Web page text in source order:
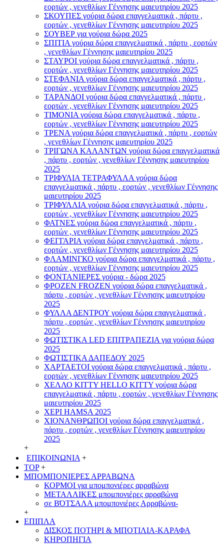
εορτών , γενεθλίων Γέννησης μαιευτηρίου 2025
ΣΚΟΥΠΕΣ γούρια δώρα επαγγελματικά , πάρτυ ,
εορτών , γενεθλίων Γέννησης μαιευτηρίου 2025
ΣΟΥΒΕΡ για γούρια δώρα 2025
ΣΠΙΤΙΑ γούρια δώρα επαγγελματικά , πάρτυ , εορτών
, γενεθλίων Γέννησης μαιευτηρίου 2025
ΣΤΑΥΡΟI γούρια δώρα επαγγελματικά , πάρτυ ,
εορτών , γενεθλίων Γέννησης μαιευτηρίου 2025
ΣΤΕΦΑΝΙΑ γούρια δώρα επαγγελματικά , πάρτυ ,
εορτών , γενεθλίων Γέννησης μαιευτηρίου 2025
ΤΑΡΑΝΔΟΙ γούρια δώρα επαγγελματικά , πάρτυ ,
εορτών , γενεθλίων Γέννησης μαιευτηρίου 2025
ΤΙΜΟΝΙA γούρια δώρα επαγγελματικά , πάρτυ ,
εορτών , γενεθλίων Γέννησης μαιευτηρίου 2025
ΤΡΕΝΑ γούρια δώρα επαγγελματικά , πάρτυ , εορτών
, γενεθλίων Γέννησης μαιευτηρίου 2025
ΤΡΙΓΩΝΑ ΚΑΛΑΝΤΩΝ γούρια δώρα επαγγελματικά
, πάρτυ , εορτών , γενεθλίων Γέννησης μαιευτηρίου
2025
ΤΡΙΦΥΛΙΑ ΤΕΤΡΑΦΥΛΛΑ γούρια δώρα
επαγγελματικά , πάρτυ , εορτών , γενεθλίων Γέννησης
μαιευτηρίου 2025
ΤΡΙΦΥΛΛΙΑ γούρια δώρα επαγγελματικά , πάρτυ ,
εορτών , γενεθλίων Γέννησης μαιευτηρίου 2025
ΦΑΤΝΕΣ γούρια δώρα επαγγελματικά , πάρτυ ,
εορτών , γενεθλίων Γέννησης μαιευτηρίου 2025
ΦΕΓΓΑΡΙΑ γούρια δώρα επαγγελματικά , πάρτυ ,
εορτών , γενεθλίων Γέννησης μαιευτηρίου 2025
ΦΛΑΜΙΝΓΚΟ γούρια δώρα επαγγελματικά , πάρτυ ,
εορτών , γενεθλίων Γέννησης μαιευτηρίου 2025
ΦΟΝΤΑΝΙΕΡΕΣ γούρια - δώρα 2025
ΦΡΟΖΕΝ FROZEN γούρια δώρα επαγγελματικά ,
πάρτυ , εορτών , γενεθλίων Γέννησης μαιευτηρίου
2025
ΦΥΛΛΑ ΔΕΝΤΡΟΥ γούρια δώρα επαγγελματικά ,
πάρτυ , εορτών , γενεθλίων Γέννησης μαιευτηρίου
2025
ΦΩΤΙΣΤΙΚΑ LED ΕΠΙΤΡΑΠΕΖΙΑ για γούρια δώρα
2025
ΦΩΤΙΣΤΙΚΑ ΔΑΠΕΔΟΥ 2025
ΧΑΡΤΑΕΤΟI γούρια δώρα επαγγελματικά , πάρτυ ,
εορτών , γενεθλίων Γέννησης μαιευτηρίου 2025
ΧΕΛΛΟ ΚΙΤΤΥ HELLO KITTY γούρια δώρα
επαγγελματικά , πάρτυ , εορτών , γενεθλίων Γέννησης
μαιευτηρίου 2025
ΧΕΡΙ HAMSA 2025
ΧΙΟΝΑΝΘΡΩΠΟΙ γούρια δώρα επαγγελματικά ,
πάρτυ , εορτών , γενεθλίων Γέννησης μαιευτηρίου
2025
+
ΕΠΙΚΟΙΝΩΝΙΑ +
TOP +
ΜΠΟΜΠΟΝΙΕΡΕΣ ΑΡΡΑΒΩΝΑ
ΚΟΡΜΟΙ για μπομπονιέρες αρραβώνα
ΜΕΤΑΛΛΙΚΕΣ μπομπονιέρες αρραβώνα
σε ΒΌΤΣΑΛΑ μπομπονιέρες Αρραβώνα-
+
ΕΠΙΠΛΑ
ΔΙΣΚΟΣ ΠΟΤΗΡΙ & ΜΠΟΤΙΛΙΑ-ΚΑΡΑΦΑ
ΚΗΡΟΠΗΓΙΑ